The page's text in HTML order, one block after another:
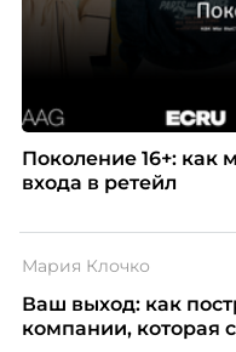
Поколение 16+: как
входа в ретейл
Мария Клочко
Ваш выход: как
компании, которая